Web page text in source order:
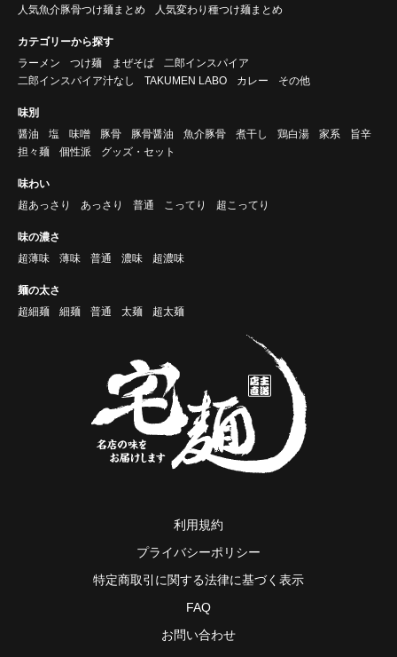
人気魚介豚骨つけ麺まとめ
人気変わり種つけ麺まとめ
カテゴリーから探す
ラーメン
つけ麺 まぜそば
二郎インスパイア
二郎インスパイア汁なし
TAKUMEN LABO カレー その他
味別
醤油
塩 味噌 豚骨 豚骨醤油 魚介豚骨 煮干し 鶏白湯 家系
旨辛
担々麺
個性派 グッズ・セット
味わい
超あっさり
あっさり 普通 こってり 超こってり
味の濃さ
超薄味
薄味 普通 濃味 超濃味
麺の太さ
超細麺
細麺 普通 太麺 超太麺
利用規約
プライバシーポリシー
特定商取引に関する法律に基づく表示
FAQ
お問い合わせ